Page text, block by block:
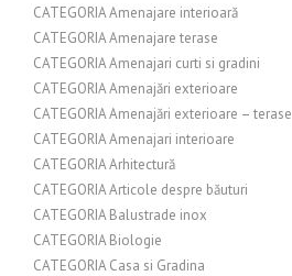
CATEGORIA Amenajare interioară
CATEGORIA Amenajare terase
CATEGORIA Amenajari curti si gradini
CATEGORIA Amenajări exterioare
CATEGORIA Amenajări exterioare – terase
CATEGORIA Amenajari interioare
CATEGORIA Arhitectură
CATEGORIA Articole despre băuturi
CATEGORIA Balustrade inox
CATEGORIA Biologie
CATEGORIA Casa si Gradina